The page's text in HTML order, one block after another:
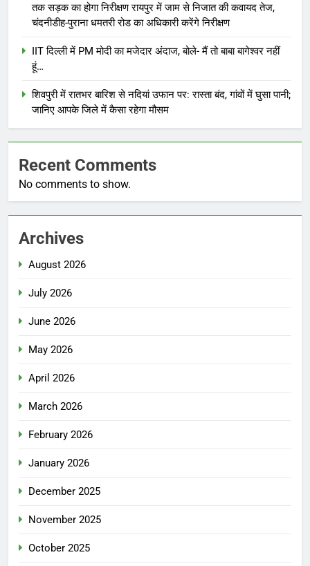
तक सड़क का होगा निरीक्षण रायपुर में जाम से निजात की कवायद तेज,
चंदनीडीह-पुराना धमतरी रोड का अधिकारी करेंगे निरीक्षण
IIT दिल्ली में PM मोदी का मजेदार अंदाज, बोले- मैं तो बाबा बागेश्वर नहीं
हूं…
शिवपुरी में रातभर बारिश से नदियां उफान पर: रास्ता बंद, गांवों में घुसा पानी;
जानिए आपके जिले में कैसा रहेगा मौसम
Recent Comments
No comments to show.
Archives
August 2026
July 2026
June 2026
May 2026
April 2026
March 2026
February 2026
January 2026
December 2025
November 2025
October 2025